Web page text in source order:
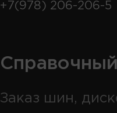
+7(978) 206-206-5
Заказ шин,